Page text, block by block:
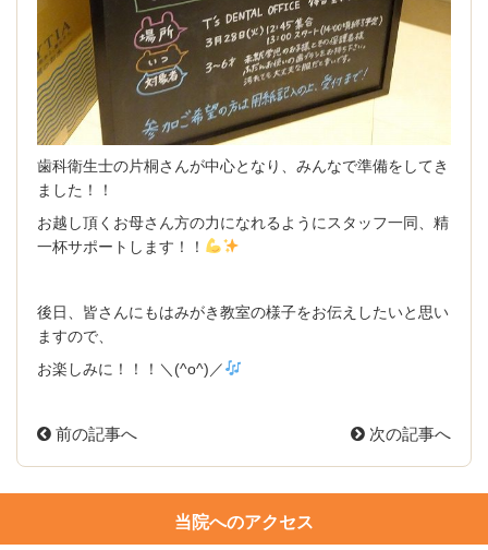
歯科衛生士の片桐さんが中心となり、みんなで準備をしてき
ました！！
お越し頂くお母さん方の力になれるようにスタッフ一同、精
一杯サポートします！！
後日、皆さんにもはみがき教室の様子をお伝えしたいと思い
ますので、
お楽しみに！！！＼(^o^)／
前の記事へ 次の記事へ
当院へのアクセス